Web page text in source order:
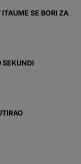
SE BORI ZA
SEKUNDI